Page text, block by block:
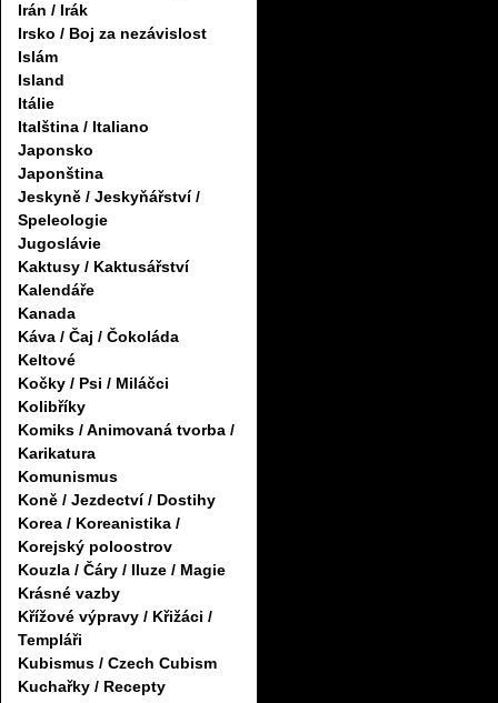
Irán / Irák
Irsko / Boj za nezávislost
Islám
Island
Itálie
Italština / Italiano
Japonsko
Japonština
Jeskyně / Jeskyňářství /
Speleologie
Jugoslávie
Kaktusy / Kaktusářství
Kalendáře
Kanada
Káva / Čaj / Čokoláda
Keltové
Kočky / Psi / Miláčci
Kolibříky
Komiks / Animovaná tvorba /
Karikatura
Komunismus
Koně / Jezdectví / Dostihy
Korea / Koreanistika /
Korejský poloostrov
Kouzla / Čáry / Iluze / Magie
Krásné vazby
Křížové výpravy / Křižáci /
Templáři
Kubismus / Czech Cubism
Kuchařky / Recepty